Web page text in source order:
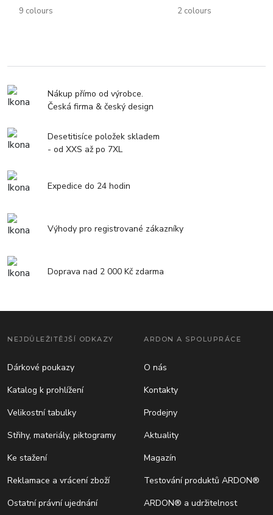
9 colours 2 colours
Nákup přímo od výrobce.
Česká firma & český design
Desetitisíce položek skladem
- od XXS až po 7XL
Expedice do 24 hodin
Výhody pro registrované zákazníky
Doprava nad 2 000 Kč zdarma
NEJDŮLEŽITĚJŠÍ ODKAZY
Dárkové poukazy
Katalog k prohlížení
Velikostní tabulky
Střihy, materiály, piktogramy
Ke stažení
Reklamace a vrácení zboží
Ostatní právní ujednání
ARDON A SPOLUPRÁCE
O nás
Kontakty
Prodejny
Aktuality
Magazín
Testování produktů ARDON®
ARDON® a udržitelnost